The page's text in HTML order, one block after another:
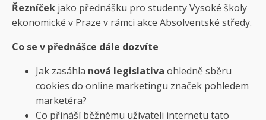
Řezníček jako přednášku pro studenty Vysoké školy
ekonomické v Praze v rámci akce Absolventské středy.
Co se v přednášce dále dozvíte
Jak zasáhla nová legislativa ohledně sběru
cookies do online marketingu značek pohledem
marketéra?
Co přináší běžnému uživateli internetu tato